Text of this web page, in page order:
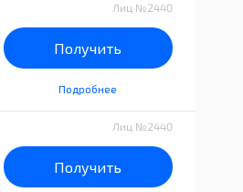
Лиц №2440
Получить
Подробнее
Лиц №2440
Получить